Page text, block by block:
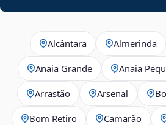
Alcântara Almerinda
Anaia Grande Anaia
Arrastão Arsenal
Bom Retiro Camarão